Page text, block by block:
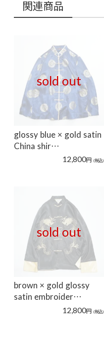
関連商品
sold out
glossy blue × gold satin
China shir…
12,800円 (税込)
sold out
brown × gold glossy
satin embroider…
12,800円 (税込)